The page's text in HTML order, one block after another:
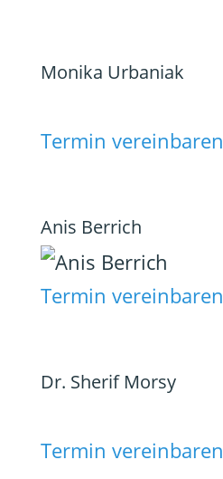
Monika Urbaniak
Termin vereinbaren
Anis Berrich
Termin vereinbaren
Dr. Sherif Morsy
Termin vereinbaren